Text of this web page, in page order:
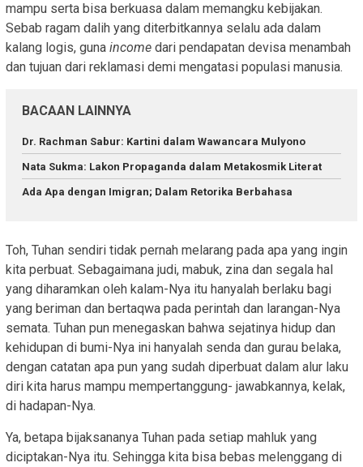
mampu serta bisa berkuasa dalam memangku kebijakan.
Sebab ragam dalih yang diterbitkannya selalu ada dalam
kalang logis, guna income dari pendapatan devisa menambah
dan tujuan dari reklamasi demi mengatasi populasi manusia.
BACAAN LAINNYA
Dr. Rachman Sabur: Kartini dalam Wawancara Mulyono
Nata Sukma: Lakon Propaganda dalam Metakosmik Literat
Ada Apa dengan Imigran; Dalam Retorika Berbahasa
Toh, Tuhan sendiri tidak pernah melarang pada apa yang ingin
kita perbuat. Sebagaimana judi, mabuk, zina dan segala hal
yang diharamkan oleh kalam-Nya itu hanyalah berlaku bagi
yang beriman dan bertaqwa pada perintah dan larangan-Nya
semata. Tuhan pun menegaskan bahwa sejatinya hidup dan
kehidupan di bumi-Nya ini hanyalah senda dan gurau belaka,
dengan catatan apa pun yang sudah diperbuat dalam alur laku
diri kita harus mampu mempertanggung- jawabkannya, kelak,
di hadapan-Nya.
Ya, betapa bijaksananya Tuhan pada setiap mahluk yang
diciptakan-Nya itu. Sehingga kita bisa bebas melenggang di